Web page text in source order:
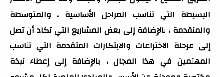
البسيطة التي تناسب المراحل الأساسية ، والمتوسطة
والمتقدمة ، بالإضافة إلى بعض المشاريع التي تكاد أن تصل
إلى مرحلة الاختراعات والابتكارات المتقدمة التي تناسب
المهتمين في هذا المجال ، بالإضافة إلى إعطاء نبذة